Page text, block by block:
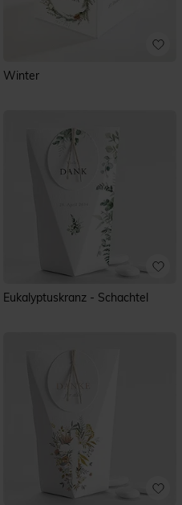
Winter
Eukalyptuskranz - Schachtel